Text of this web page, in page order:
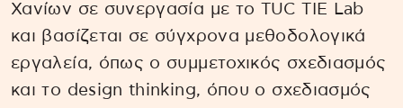
Χανίων σε συνεργασία με το TUC TIE Lab
και βασίζεται σε σύγχρονα μεθοδολογικά
εργαλεία, όπως ο συμμετοχικός σχεδιασμός
και το design thinking, όπου ο σχεδιασμός